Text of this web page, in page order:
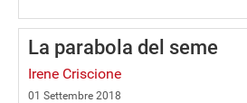
La parabola del seme
Irene Criscione
01 Settembre 2018